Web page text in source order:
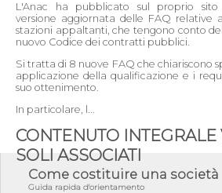
L'Anac ha pubblicato sul proprio sito
versione aggiornata delle FAQ relative
stazioni appaltanti, che tengono conto
nuovo Codice dei contratti pubblici.
Si tratta di 8 nuove FAQ che chiariscono
applicazione della qualificazione e i
suo ottenimento.
In particolare, l...
CONTENUTO
SOLI ASSOCIATI
Come costituire una società
Guida rapida d'orientamento